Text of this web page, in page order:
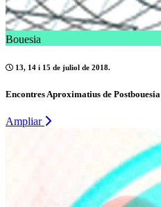
Bouesia
13, 14 i 15 de juliol de 2018.
Encontres Aproximatius de Postbouesia
Ampliar